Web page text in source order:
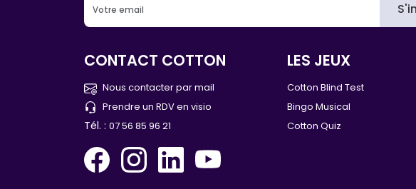
CONTACT COTTON
Nous contacter par mail
Prendre un RDV en visio
Tél. : 07 56 85 96 21
LES JEUX
Cotton Blind Test
Bingo Musical
Cotton Quiz